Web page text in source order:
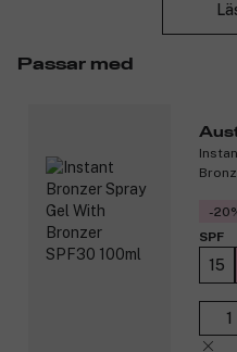
kraftfulla antioxidanten C-
Krämen är svett- och
Dermatologiskt testad och a
Produktnummer: 3194742
Passar med
-
SPF
15